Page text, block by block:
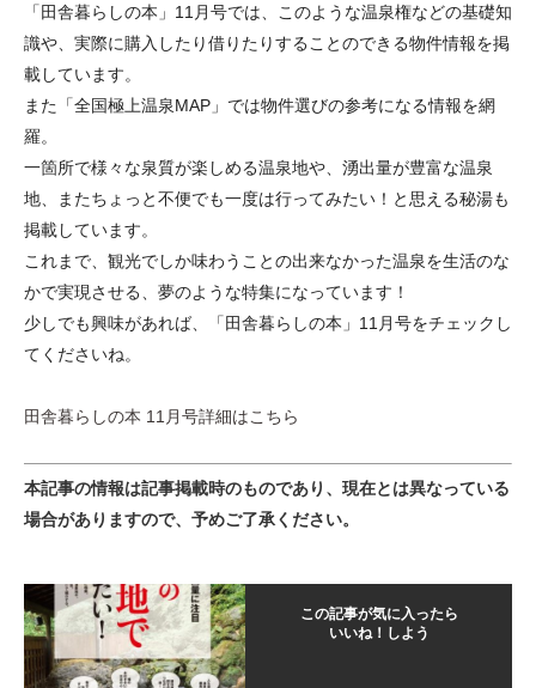
「田舎暮らしの本」11月号では、このような温泉権などの基礎知
識や、実際に購入したり借りたりすることのできる物件情報を掲
載しています。
また「全国極上温泉MAP」では物件選びの参考になる情報を網
羅。
一箇所で様々な泉質が楽しめる温泉地や、湧出量が豊富な温泉
地、またちょっと不便でも一度は行ってみたい！と思える秘湯も
掲載しています。
これまで、観光でしか味わうことの出来なかった温泉を生活のな
かで実現させる、夢のような特集になっています！
少しでも興味があれば、「田舎暮らしの本」11月号をチェックし
てくださいね。
田舎暮らしの本 11月号詳細はこちら
本記事の情報は記事掲載時のものであり、現在とは異なっている
場合がありますので、予めご了承ください。
この記事が気に入ったら
いいね！しよう